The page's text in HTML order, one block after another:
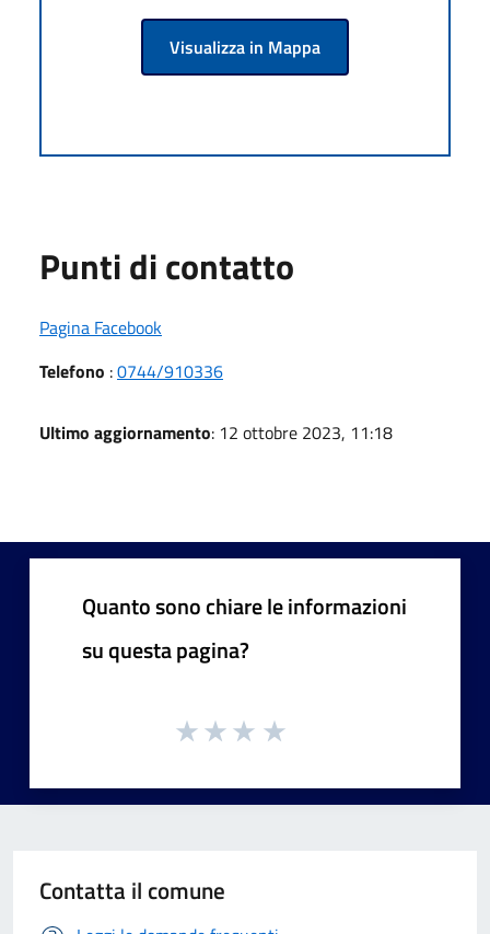
Visualizza in Mappa
Punti di contatto
Pagina Facebook
Telefono :0744/910336
Ultimo aggiornamento: 12 ottobre 2023, 11:18
Quanto sono chiare le informazioni
su questa pagina?
Contatta il comune